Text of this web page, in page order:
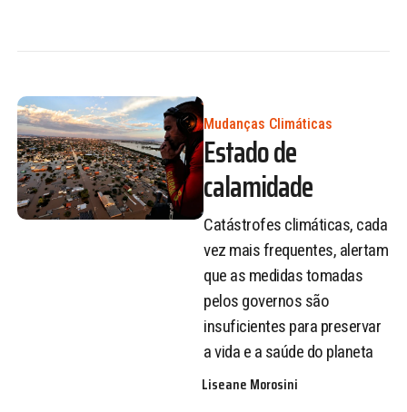
Mudanças Climáticas
Estado de
calamidade
Catástrofes climáticas, cada
vez mais frequentes, alertam
que as medidas tomadas
pelos governos são
insuficientes para preservar
a vida e a saúde do planeta
Liseane Morosini